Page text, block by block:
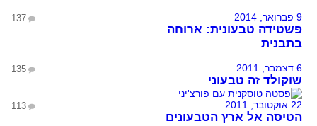
9 פברואר, 2014 137
פשטידה טבעונית: ארוחה
בתבנית
6 דצמבר, 2011 135
שוקולד זה טבעוני
22 אוקטובר, 2011 113
הטיסה אל ארץ הטבעונים